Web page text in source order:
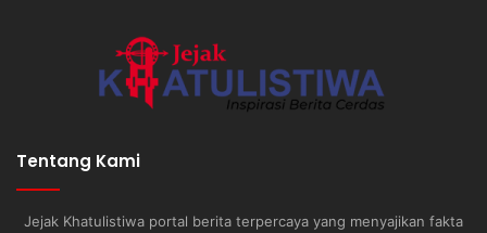
Tentang Kami
Jejak Khatulistiwa portal berita terpercaya yang menyajikan fakta